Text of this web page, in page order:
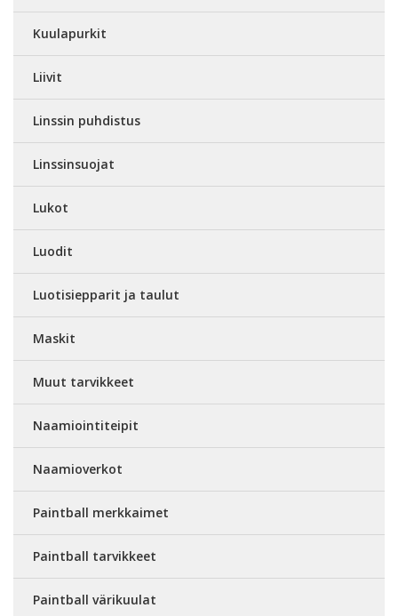
Kuulapurkit
Liivit
Linssin puhdistus
Linssinsuojat
Lukot
Luodit
Luotisiepparit ja taulut
Maskit
Muut tarvikkeet
Naamiointiteipit
Naamioverkot
Paintball merkkaimet
Paintball tarvikkeet
Paintball värikuulat